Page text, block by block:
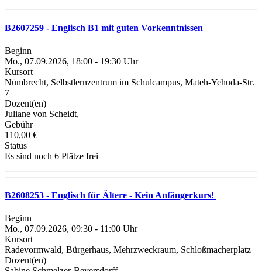
B2607259 - Englisch B1 mit guten Vorkenntnissen
Beginn
Mo., 07.09.2026, 18:00 - 19:30 Uhr
Kursort
Nümbrecht, Selbstlernzentrum im Schulcampus, Mateh-Yehuda-Str.
7
Dozent(en)
Juliane von Scheidt,
Gebühr
110,00 €
Status
Es sind noch 6 Plätze frei
B2608253 - Englisch für Ältere - Kein Anfängerkurs!
Beginn
Mo., 07.09.2026, 09:30 - 11:00 Uhr
Kursort
Radevormwald, Bürgerhaus, Mehrzweckraum, Schloßmacherplatz
Dozent(en)